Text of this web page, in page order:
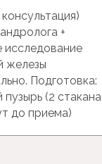
+
исследование
железы
Подготовка:
(2 стакана
до приема)